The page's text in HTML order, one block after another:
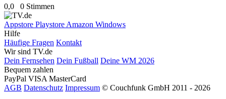
0,0 0 Stimmen
Appstore Playstore Amazon Windows
Hilfe
Häufige Fragen Kontakt
Wir sind TV.de
Dein Fernsehen Dein Fußball Deine WM 2026
Bequem zahlen
PayPal VISA MasterCard
AGB Datenschutz Impressum © Couchfunk GmbH 2011 - 2026